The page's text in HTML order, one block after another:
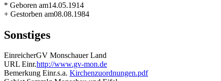
* Geboren am14.05.1914
+ Gestorben am08.08.1984
Sonstiges
EinreicherGV Monschauer Land
URL Einr.http://www.gv-mon.de
Bemerkung Einr.s.a. Kirchenzuordnungen.pdf